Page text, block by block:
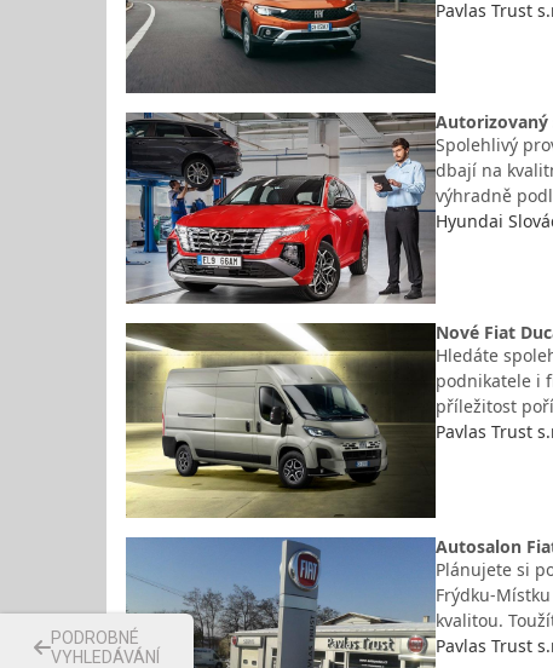
Pavlas Trust
Autorizovaný
Spolehlivý
dbají na
výhradně
Hyundai
Nové Fiat
Hledáte
podnikatele i
příležitost
Pavlas Trust
Autosalon
Plánujete si
Frýdku-
kvalitou.
Pavlas Trust
PODROBNÉ
VYHLEDÁVÁNÍ